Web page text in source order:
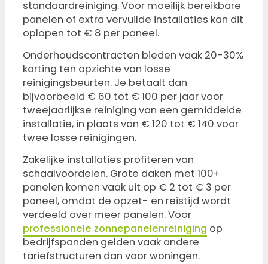
standaardreiniging. Voor moeilijk bereikbare
panelen of extra vervuilde installaties kan dit
oplopen tot € 8 per paneel.
Onderhoudscontracten bieden vaak 20-30%
korting ten opzichte van losse
reinigingsbeurten. Je betaalt dan
bijvoorbeeld € 60 tot € 100 per jaar voor
tweejaarlijkse reiniging van een gemiddelde
installatie, in plaats van € 120 tot € 140 voor
twee losse reinigingen.
Zakelijke installaties profiteren van
schaalvoordelen. Grote daken met 100+
panelen komen vaak uit op € 2 tot € 3 per
paneel, omdat de opzet- en reistijd wordt
verdeeld over meer panelen. Voor
professionele zonnepanelenreiniging op
bedrijfspanden gelden vaak andere
tariefstructuren dan voor woningen.